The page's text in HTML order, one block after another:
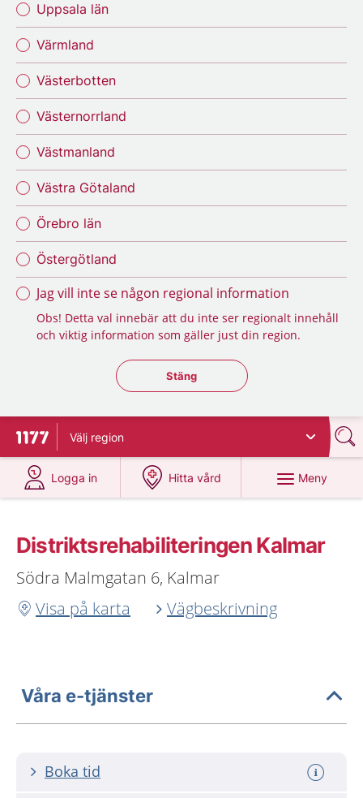
Uppsala län
Värmland
Västerbotten
Västernorrland
Västmanland
Västra Götaland
Örebro län
Östergötland
Jag vill inte se någon regional information
Obs! Detta val innebär att du inte ser regionalt innehåll
och viktig information som gäller just din region.
Stäng regionsväljaren
Stäng
Till startsidan för 1177
Välj region
Logga in
på 1177.se
Hitta vård
på 1177.se
Meny
Distriktsrehabiliteringen Kalmar
Södra Malmgatan 6, Kalmar
Visa på karta
Vägbeskrivning
Våra e-tjänster
Boka tid